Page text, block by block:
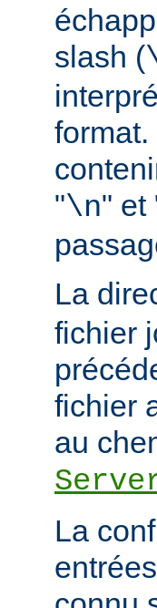
slash (
"\n" et
La
fichier
fichier
au
La